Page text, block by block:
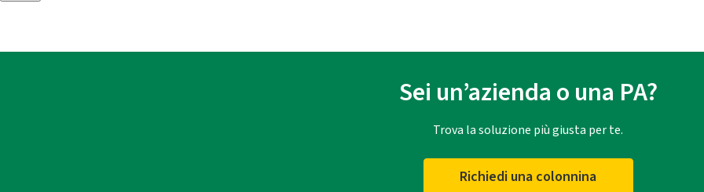
Sei un’azienda o una PA?
Trova la soluzione più giusta per te.
Richiedi una colonnina